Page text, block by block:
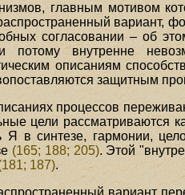
главным мотивом
вариант,
согласовании – об
потому внутренне
описаниям
защитным
процессов
цели рассматриваются
Я в синтезе, гармонии,
(165; 188; 205). Этой
187).